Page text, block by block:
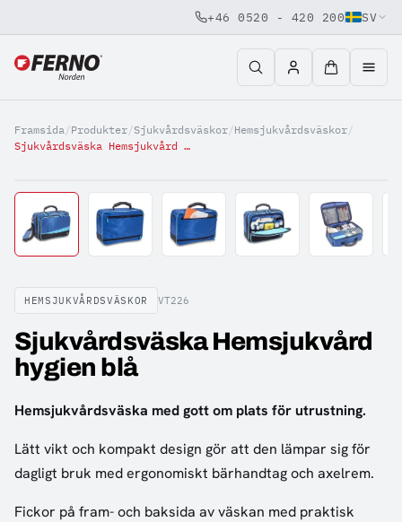
Jump to content
+46 0520 - 420 200 SV
Framsida/Produkter/Sjukvårdsväskor/Hemsjukvårdsväskor/
Sjukvårdsväska Hemsjukvård hygien blå
HEMSJUKVÅRDSVÄSKOR VT226
Sjukvårdsväska Hemsjukvård
hygien blå
Hemsjukvårdsväska med gott om plats för utrustning.
Lätt vikt och kompakt design gör att den lämpar sig för
dagligt bruk med ergonomiskt bärhandtag och axelrem.
Fickor på fram- och baksida av väskan med praktisk